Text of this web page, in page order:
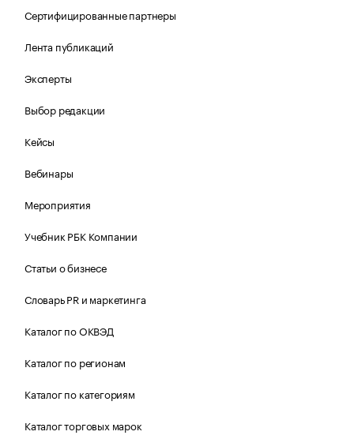
Сертифицированные партнеры
Лента публикаций
Эксперты
Выбор редакции
Кейсы
Вебинары
Мероприятия
Учебник РБК Компании
Статьи о бизнесе
Словарь PR и маркетинга
Каталог по ОКВЭД
Каталог по регионам
Каталог по категориям
Каталог торговых марок